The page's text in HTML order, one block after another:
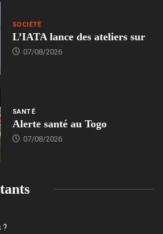
SOCIÉTÉ
L’IATA lance des ateliers sur
07/08/2026
SANTÉ
Alerte santé au Togo
07/08/2026
?